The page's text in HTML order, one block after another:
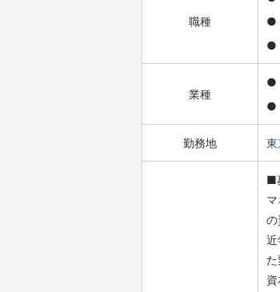
職種
業種
勤務地 東
■
の
近